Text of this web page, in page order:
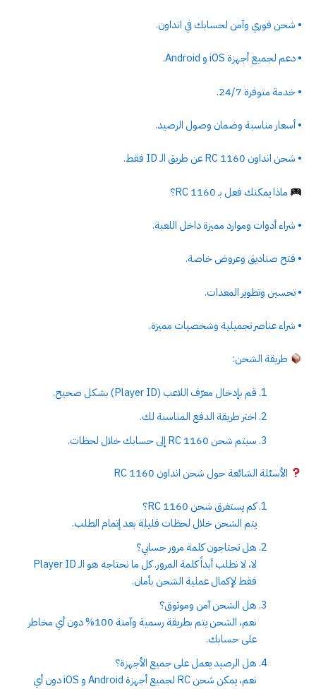
• شحن فوري وآمن لحسابك في انداون.
• دعم لجميع أجهزة iOS و Android.
• خدمة متوفرة 24/7.
• أسعار مناسبة وضمان وصول الرصيد.
• شحن انداون 1160 RC عن طريق الـ ID فقط.
ماذا يمكنك فعل بـ 1160 RC؟
• شراء أدوات وموارد مميزة داخل اللعبة.
• فتح صناديق وعروض خاصة.
• تحسين وتطوير المعدات.
• شراء عناصر تجميلية وشخصيات مميزة.
طريقة الشحن:
قم بإدخال معرّف اللاعب (Player ID) بشكل صحيح.
اختر طريقة الدفع المناسبة لك.
سيتم شحن 1160 RC إلى حسابك خلال لحظات.
الأسئلة الشائعة حول شحن انداون 1160 RC
كم يستغرق شحن 1160 RC؟
يتم الشحن خلال لحظات قليلة بعد إتمام الطلب.
هل تحتاجون كلمة مرور حسابي؟
لا، لا نطلب أبداً كلمة المرور. كل ما نحتاجه هو الـ Player ID
فقط لإكمال عملية الشحن بأمان.
هل الشحن آمن وموثوق؟
نعم، الشحن يتم بطريقة رسمية وآمنة 100% دون أي مخاطر
على حسابك.
هل الرصيد يعمل على جميع الأجهزة؟
نعم، يمكن شحن RC لجميع أجهزة Android و iOS دون أي